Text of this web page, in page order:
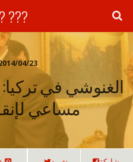
2014/04/23 • لا
الغنوشي في تركيا:
مساعي